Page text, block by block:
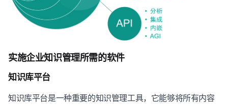
实施企业知识管理所需的软件
知识库平台
知识库平台是一种重要的知识管理工具，它能够将所有内容